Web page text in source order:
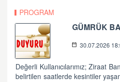
PROGRAM
30.07.2026
Değerli Kullanıcılarımız; Ziraat
belirtilen saatlerde kesintiler